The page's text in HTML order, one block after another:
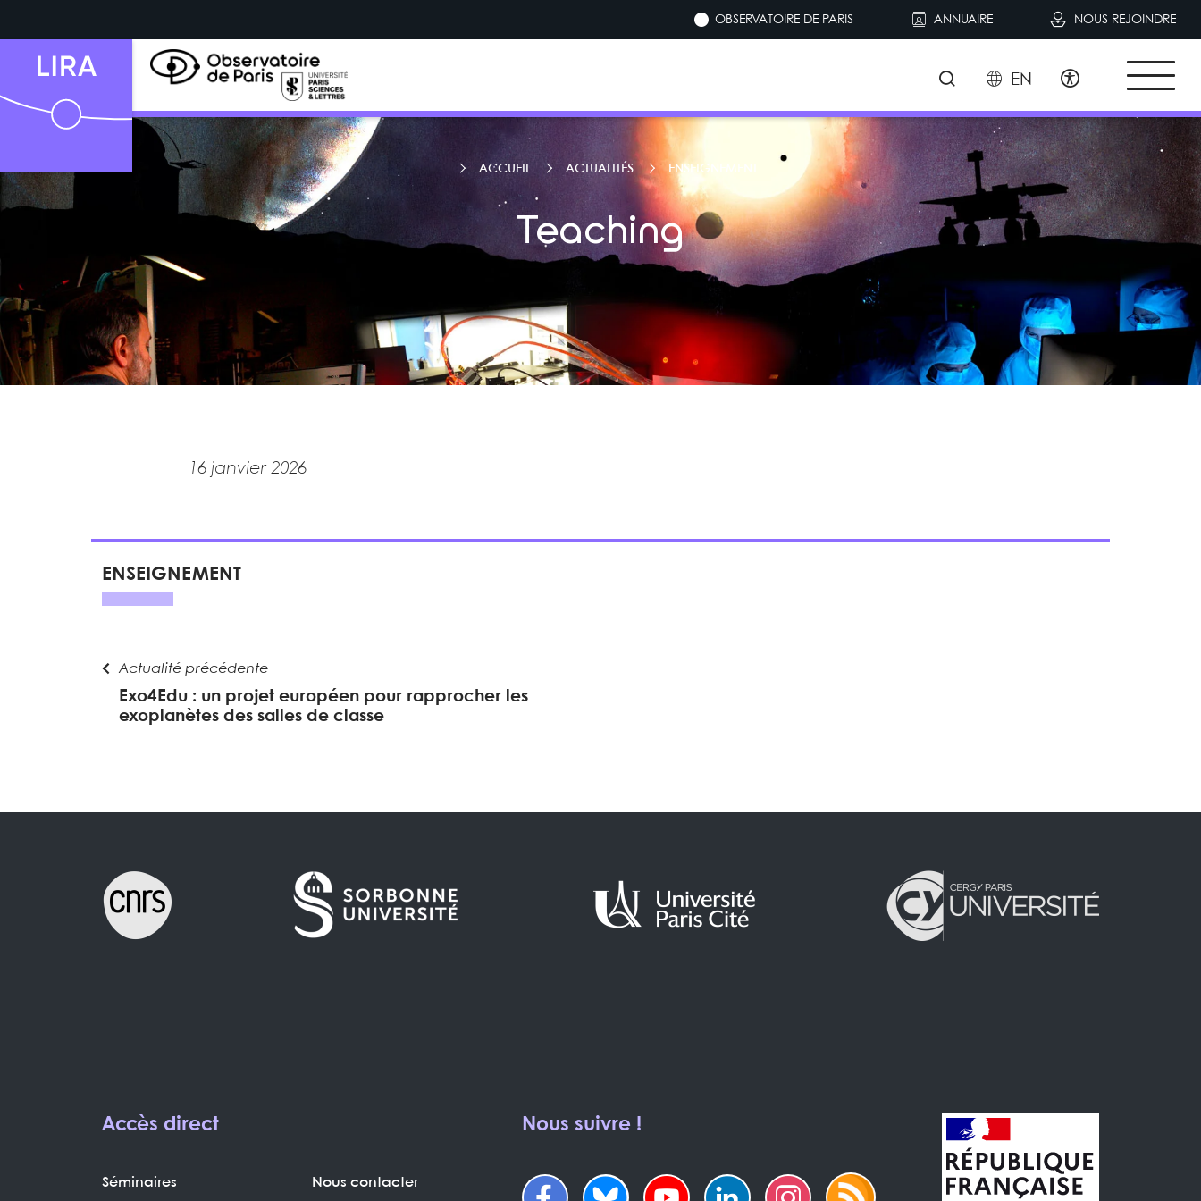
OBSERVATOIRE DE PARIS ANNUAIRE NOUS REJOINDRE
EN
ACCUEIL ACTUALITÉS ENSEIGNEMENT
Teaching
16 janvier 2026
ENSEIGNEMENT
Actualité précédente
Exo4Edu : un projet européen pour rapprocher les
exoplanètes des salles de classe
Accès direct
Séminaires Nous contacter
Nous suivre !